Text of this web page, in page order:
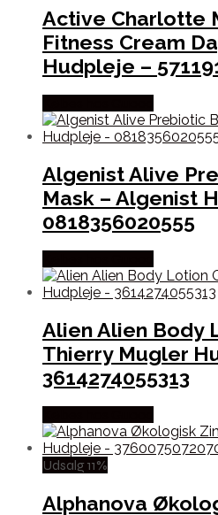
Active Charlotte
Fitness Cream
Hudpleje –
Algenist Alive
Mask – Algenist
0818356020555
Alien Alien Body
Thierry Mugler
3614274055313
Udsalg 11%
Alphanova